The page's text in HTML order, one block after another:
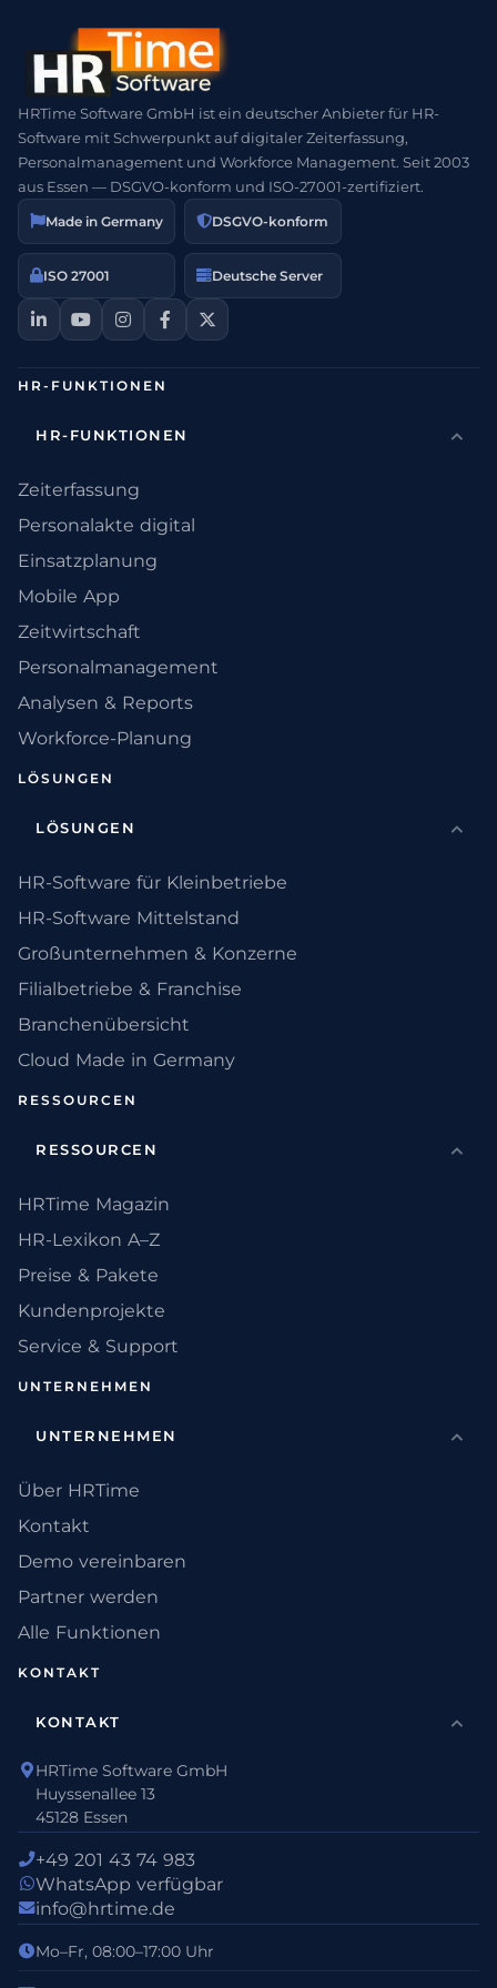
HRTime Software GmbH ist ein deutscher Anbieter für HR-
Software mit Schwerpunkt auf digitaler Zeiterfassung,
Personalmanagement und Workforce Management. Seit 2003
aus Essen — DSGVO-konform und ISO-27001-zertifiziert.
Made in Germany DSGVO-konform
ISO 27001 Deutsche Server
HR-FUNKTIONEN
HR-FUNKTIONEN
Zeiterfassung
Personalakte digital
Einsatzplanung
Mobile App
Zeitwirtschaft
Personalmanagement
Analysen & Reports
Workforce-Planung
LÖSUNGEN
LÖSUNGEN
HR-Software für Kleinbetriebe
HR-Software Mittelstand
Großunternehmen & Konzerne
Filialbetriebe & Franchise
Branchenübersicht
Cloud Made in Germany
RESSOURCEN
RESSOURCEN
HRTime Magazin
HR-Lexikon A–Z
Preise & Pakete
Kundenprojekte
Service & Support
UNTERNEHMEN
UNTERNEHMEN
Über HRTime
Kontakt
Demo vereinbaren
Partner werden
Alle Funktionen
KONTAKT
KONTAKT
HRTime Software GmbH
Huyssenallee 13
45128 Essen
+49 201 43 74 983
WhatsApp verfügbar
info@hrtime.de
Mo–Fr, 08:00–17:00 Uhr